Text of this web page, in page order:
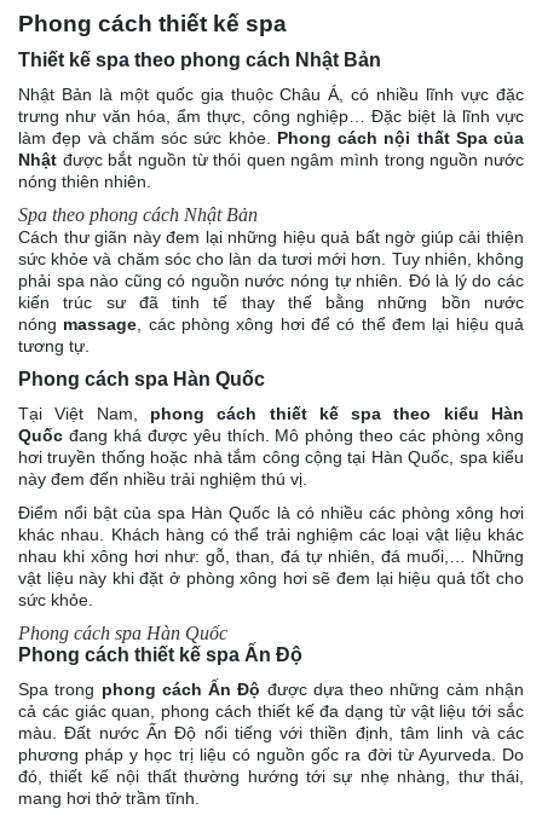
Phong cách thiết kế spa
Thiết kế spa theo phong cách Nhật Bản
Nhật Bản là một quốc gia thuộc Châu Á, có nhiều lĩnh vực đặc
trưng như văn hóa, ẩm thực, công nghiệp… Đặc biệt là lĩnh vực
làm đẹp và chăm sóc sức khỏe. Phong cách nội thất Spa của
Nhật được bắt nguồn từ thói quen ngâm mình trong nguồn nước
nóng thiên nhiên.
Spa theo phong cách Nhật Bản
Cách thư giãn này đem lại những hiệu quả bất ngờ giúp cải thiện
sức khỏe và chăm sóc cho làn da tươi mới hơn. Tuy nhiên, không
phải spa nào cũng có nguồn nước nóng tự nhiên. Đó là lý do các
kiến trúc sư đã tinh tế thay thế bằng những bồn nước
nóng massage, các phòng xông hơi để có thể đem lại hiệu quả
tương tự.
Phong cách spa Hàn Quốc
Tại Việt Nam, phong cách thiết kế spa theo kiểu Hàn
Quốc đang khá được yêu thích. Mô phỏng theo các phòng xông
hơi truyền thống hoặc nhà tắm công cộng tại Hàn Quốc, spa kiểu
này đem đến nhiều trải nghiệm thú vị.
Điểm nổi bật của spa Hàn Quốc là có nhiều các phòng xông hơi
khác nhau. Khách hàng có thể trải nghiệm các loại vật liệu khác
nhau khi xông hơi như: gỗ, than, đá tự nhiên, đá muối,… Những
vật liệu này khi đặt ở phòng xông hơi sẽ đem lại hiệu quả tốt cho
sức khỏe.
Phong cách spa Hàn Quốc
Phong cách thiết kế spa Ấn Độ
Spa trong phong cách Ấn Độ được dựa theo những cảm nhận
cả các giác quan, phong cách thiết kế đa dạng từ vật liệu tới sắc
màu. Đất nước Ấn Độ nổi tiếng với thiền định, tâm linh và các
phương pháp y học trị liệu có nguồn gốc ra đời từ Ayurveda. Do
đó, thiết kế nội thất thường hướng tới sự nhẹ nhàng, thư thái,
mang hơi thở trầm tĩnh.